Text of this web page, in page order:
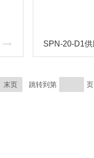
末页 跳转到第 页